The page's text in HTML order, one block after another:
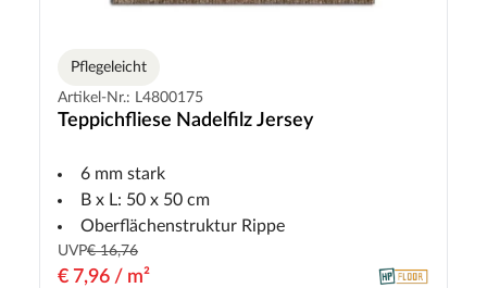
Pflegeleicht
Artikel-Nr.: L4800175
Teppichfliese Nadelfilz Jersey
6 mm stark
B x L: 50 x 50 cm
Oberflächenstruktur Rippe
UVP€ 16,76
€ 7,96 / m²